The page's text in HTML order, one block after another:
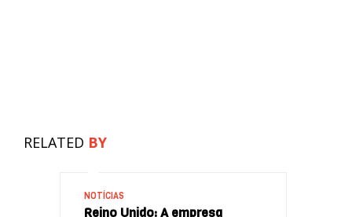
RELATED BY
NOTÍCIAS
Reino Unido: A empresa